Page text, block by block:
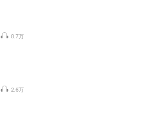
8.7万
2.6万